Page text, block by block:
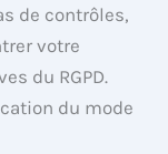
de contrôles,
votre
du RGPD.
du mode